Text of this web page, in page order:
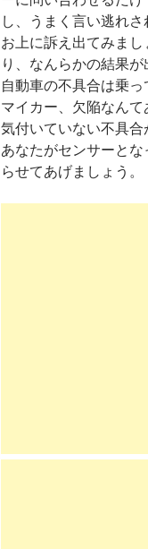
し、うまく言い逃れ
お上に訴え出てみま
り、なんらかの結果が
自動車の不具合は乗
マイカー、欠陥なん
気付いていない不具
あなたがセンサーと
らせてあげましょう。